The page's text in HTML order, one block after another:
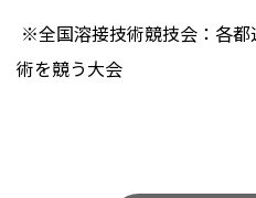
※全国溶接技術競技会：各
術を競う大会